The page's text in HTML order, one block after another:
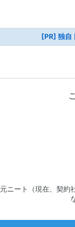
[PR] 独自
ニート（現在、契約